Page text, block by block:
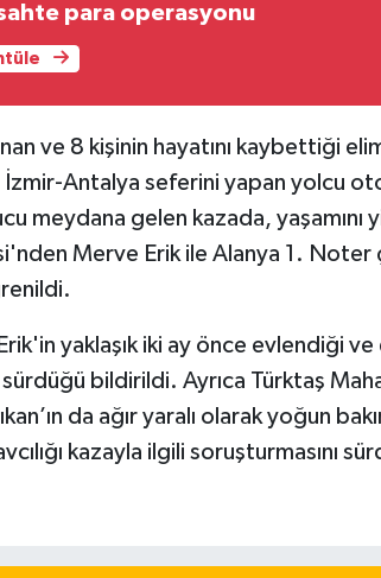
para operasyonu
ve 8 kişinin hayatını kaybettiği
İzmir-Antalya seferini yapan yolcu
meydana gelen kazada, yaşamını
Merve Erik ile Alanya 1. Noter
yaklaşık iki ay önce evlendiği ve
bildirildi. Ayrıca Türktaş
da ağır yaralı olarak yoğun
kazayla ilgili soruşturmasını